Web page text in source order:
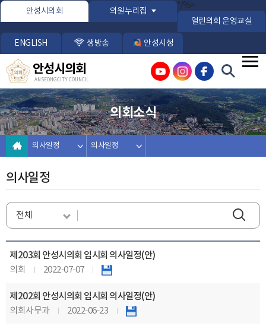
본문바로가기
안성시의회 의원누리집
*/%>
열린의회 운영교실
ENGLISH 생방송 안성시청
안성시의회
ANSEONG CITY COUNCIL
의회소식
의사일정 의사일정
의사일정
제203회 안성시의회 임시회 의사일정(안)
의회 2022-07-07
제202회 안성시의회 임시회 의사일정(안)
의회사무과 2022-06-23